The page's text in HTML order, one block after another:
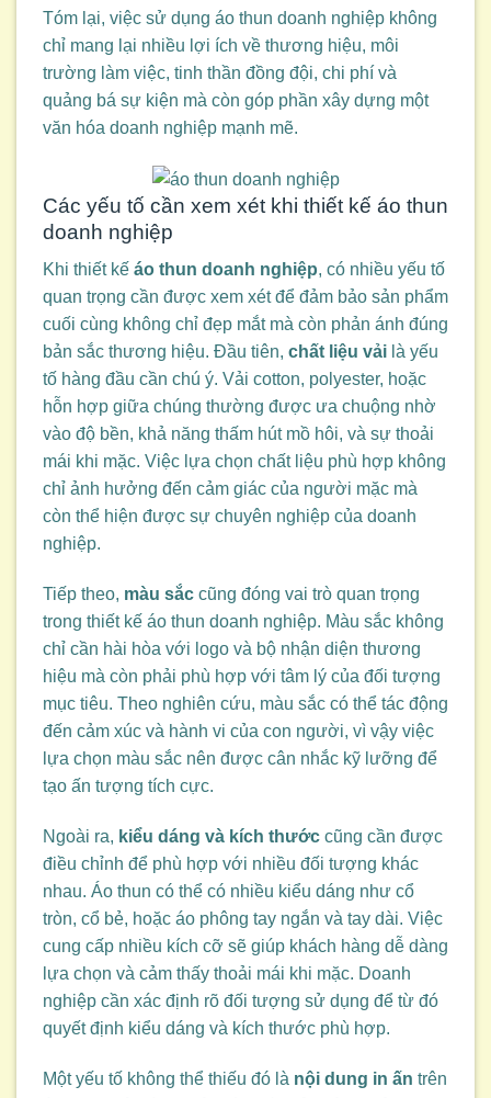
Tóm lại, việc sử dụng áo thun doanh nghiệp không
chỉ mang lại nhiều lợi ích về thương hiệu, môi
trường làm việc, tinh thần đồng đội, chi phí và
quảng bá sự kiện mà còn góp phần xây dựng một
văn hóa doanh nghiệp mạnh mẽ.
Các yếu tố cần xem xét khi thiết kế áo thun
doanh nghiệp
Khi thiết kế áo thun doanh nghiệp, có nhiều yếu tố
quan trọng cần được xem xét để đảm bảo sản phẩm
cuối cùng không chỉ đẹp mắt mà còn phản ánh đúng
bản sắc thương hiệu. Đầu tiên, chất liệu vải là yếu
tố hàng đầu cần chú ý. Vải cotton, polyester, hoặc
hỗn hợp giữa chúng thường được ưa chuộng nhờ
vào độ bền, khả năng thấm hút mồ hôi, và sự thoải
mái khi mặc. Việc lựa chọn chất liệu phù hợp không
chỉ ảnh hưởng đến cảm giác của người mặc mà
còn thể hiện được sự chuyên nghiệp của doanh
nghiệp.
Tiếp theo, màu sắc cũng đóng vai trò quan trọng
trong thiết kế áo thun doanh nghiệp. Màu sắc không
chỉ cần hài hòa với logo và bộ nhận diện thương
hiệu mà còn phải phù hợp với tâm lý của đối tượng
mục tiêu. Theo nghiên cứu, màu sắc có thể tác động
đến cảm xúc và hành vi của con người, vì vậy việc
lựa chọn màu sắc nên được cân nhắc kỹ lưỡng để
tạo ấn tượng tích cực.
Ngoài ra, kiểu dáng và kích thước cũng cần được
điều chỉnh để phù hợp với nhiều đối tượng khác
nhau. Áo thun có thể có nhiều kiểu dáng như cổ
tròn, cổ bẻ, hoặc áo phông tay ngắn và tay dài. Việc
cung cấp nhiều kích cỡ sẽ giúp khách hàng dễ dàng
lựa chọn và cảm thấy thoải mái khi mặc. Doanh
nghiệp cần xác định rõ đối tượng sử dụng để từ đó
quyết định kiểu dáng và kích thước phù hợp.
Một yếu tố không thể thiếu đó là nội dung in ấn trên